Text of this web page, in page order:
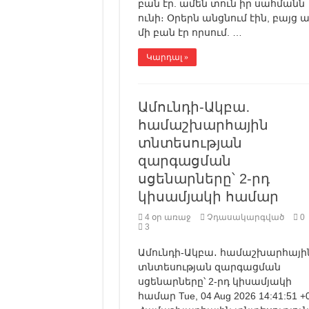
բան էր. ամեն տուն իր սահմանն
ունի։ Օրերն անցնում էին, բայց
մի բան էր որսում. …
Կարդալ »
Ամունդի-Ակբա․
համաշխարհային
տնտեսության
զարգացման
սցենարները՝ 2-րդ
կիսամյակի համար
4 օր առաջ Չդասակարգված
0
3
Ամունդի-Ակբա․
տնտեսության զարգացման
սցենարները՝ 2-րդ կիսամյակի
համար Tue, 04 Aug 2026 14:41:51